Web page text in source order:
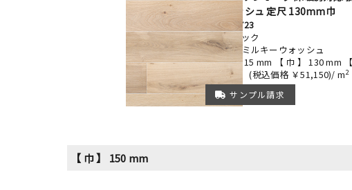
ーウォッシュ 定尺 130mm巾
FEKE57-723
ラスティック
ウレタンミルキーウォッシュ
【厚み】 15 mm 【 巾 】 130 mm
￥46,500
(税込価格 ￥51,150)/ m2
サンプル請求
【 巾 】 150 mm